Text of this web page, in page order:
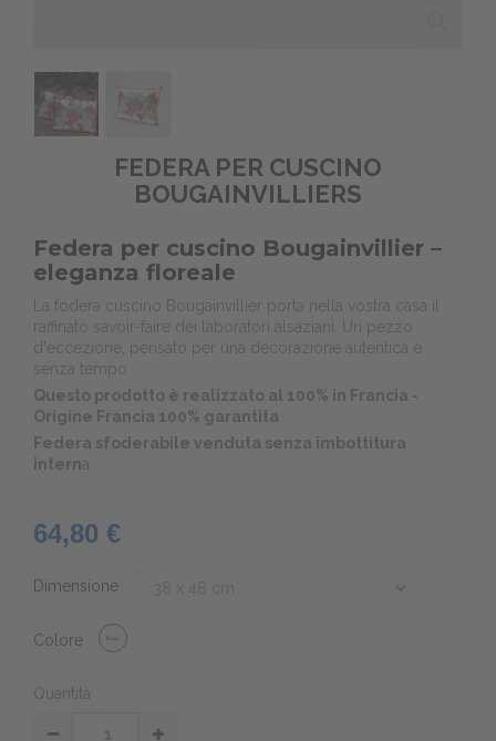
FEDERA PER CUSCINO
BOUGAINVILLIERS
Federa per cuscino Bougainvillier –
eleganza floreale
La fodera cuscino Bougainvillier porta nella vostra casa il
raffinato savoir-faire dei laboratori alsaziani. Un pezzo
d'eccezione, pensato per una decorazione autentica e
senza tempo.
Questo prodotto è realizzato al 100% in Francia -
Origine Francia 100% garantita
Federa sfoderabile venduta senza imbottitura
interna
64,80 €
Dimensione
Colore
Quantità